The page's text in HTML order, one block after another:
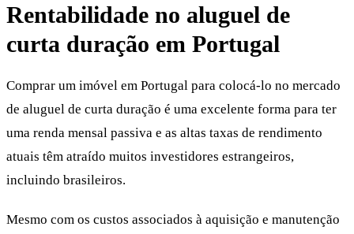
Rentabilidade no aluguel de
curta duração em Portugal
Comprar um imóvel em Portugal para colocá-lo no mercado
de aluguel de curta duração é uma excelente forma para ter
uma renda mensal passiva e as altas taxas de rendimento
atuais têm atraído muitos investidores estrangeiros,
incluindo brasileiros.
Mesmo com os custos associados à aquisição e manutenção